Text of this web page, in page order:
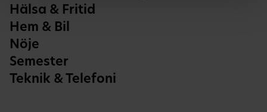
Hälsa & Fritid
Hem & Bil
Nöje
Semester
Teknik & Telefoni